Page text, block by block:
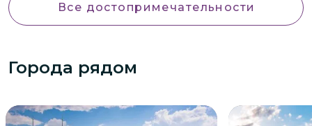
Все достопримечательности
Города рядом